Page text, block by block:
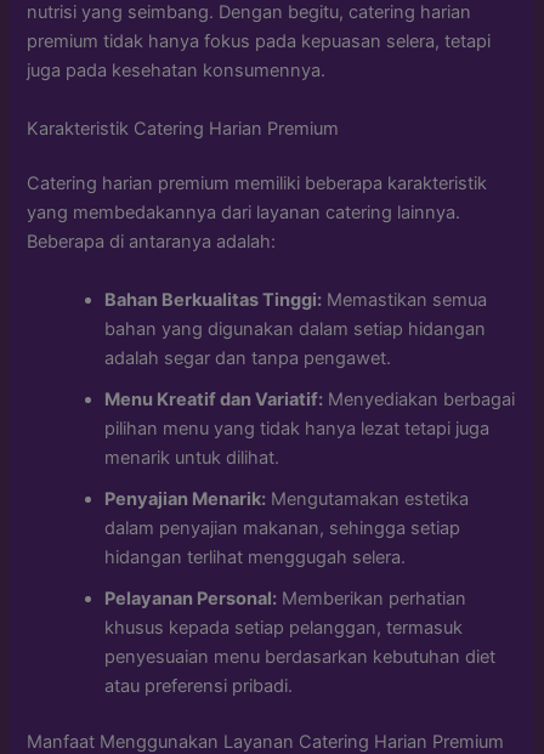
nutrisi yang seimbang. Dengan begitu, catering harian
premium tidak hanya fokus pada kepuasan selera, tetapi
juga pada kesehatan konsumennya.
Karakteristik Catering Harian Premium
Catering harian premium memiliki beberapa karakteristik
yang membedakannya dari layanan catering lainnya.
Beberapa di antaranya adalah:
Bahan Berkualitas Tinggi: Memastikan semua
bahan yang digunakan dalam setiap hidangan
adalah segar dan tanpa pengawet.
Menu Kreatif dan Variatif: Menyediakan berbagai
pilihan menu yang tidak hanya lezat tetapi juga
menarik untuk dilihat.
Penyajian Menarik: Mengutamakan estetika
dalam penyajian makanan, sehingga setiap
hidangan terlihat menggugah selera.
Pelayanan Personal: Memberikan perhatian
khusus kepada setiap pelanggan, termasuk
penyesuaian menu berdasarkan kebutuhan diet
atau preferensi pribadi.
Manfaat Menggunakan Layanan Catering Harian Premium